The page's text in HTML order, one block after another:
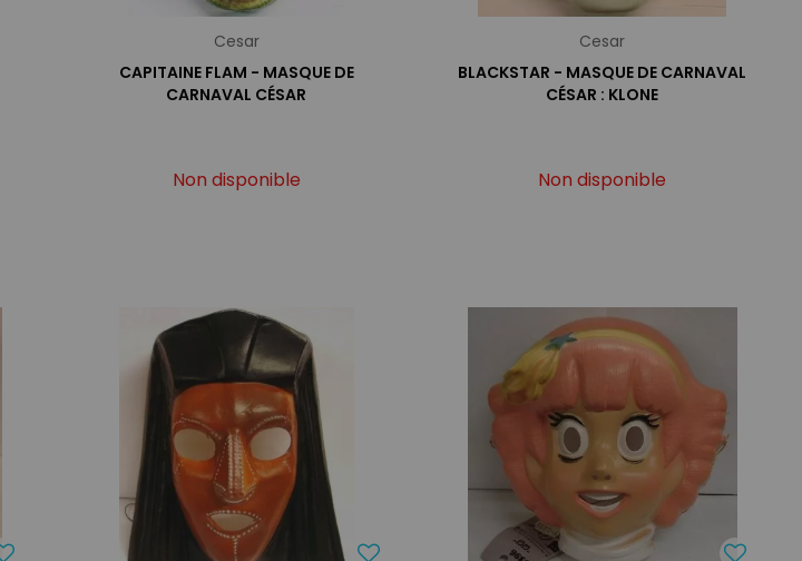
Cesar
CAPITAINE FLAM - MASQUE DE
CARNAVAL CÉSAR
Non disponible
Cesar
BLACKSTAR - MASQUE DE CARNAVAL
CÉSAR : KLONE
Non disponible